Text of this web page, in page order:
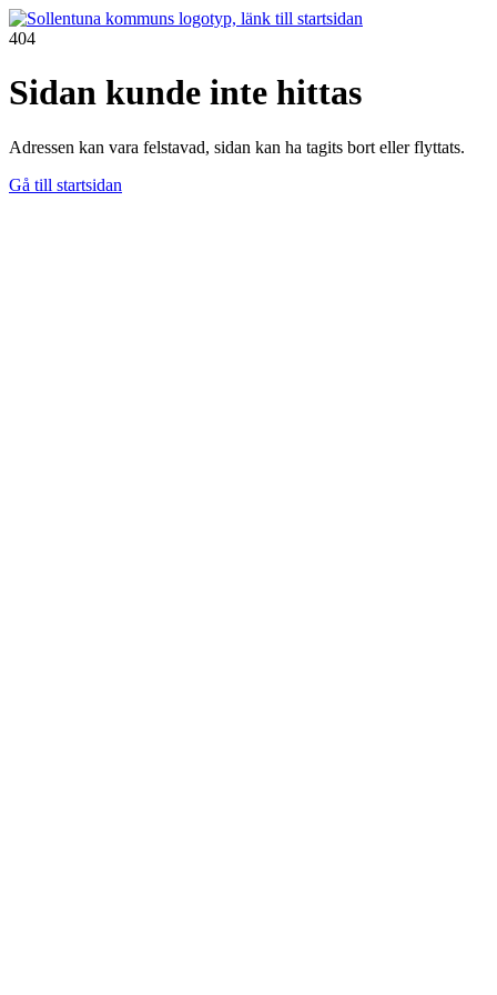
404
Sidan kunde inte hittas
Adressen kan vara felstavad, sidan kan ha tagits bort eller flyttats.
Gå till startsidan